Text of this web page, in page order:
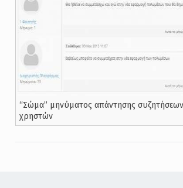
“Σώμα” μηνύματος απάντησης
χρηστών